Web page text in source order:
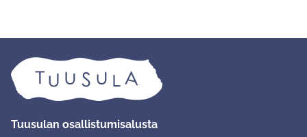
Tuusulan osallistumisalusta